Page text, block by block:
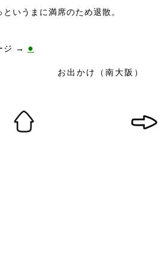
いうまに満席のため退散。
ジ → ●
お出かけ（南大阪）